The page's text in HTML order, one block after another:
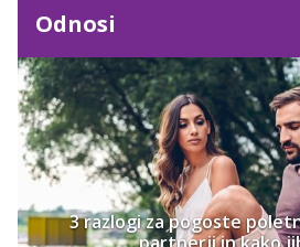
Odnosi
3 razlogi za pogoste